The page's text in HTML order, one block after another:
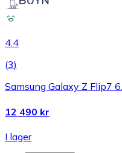
4.4
(3)
Samsung Galaxy Z Flip7
12 490 kr
I lager